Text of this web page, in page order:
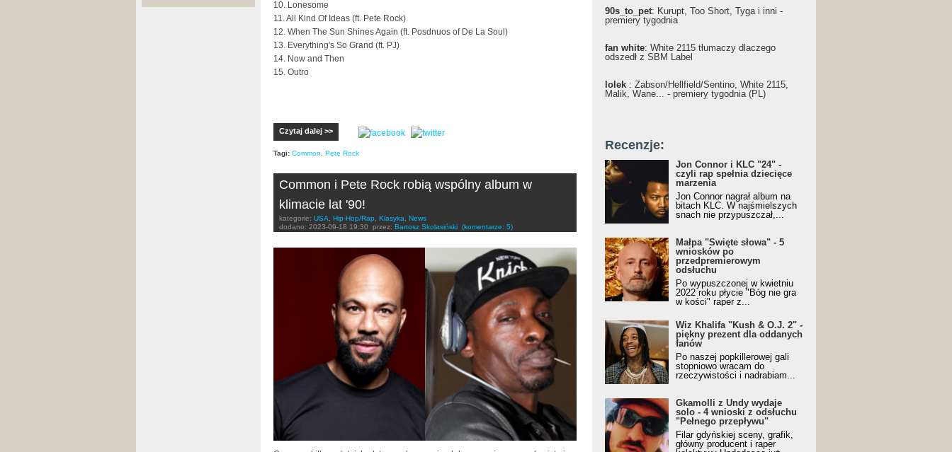
10. Lonesome
11. All Kind Of Ideas (ft. Pete Rock)
12. When The Sun Shines Again (ft. Posdnuos of De La Soul)
13. Everything's So Grand (ft. PJ)
14. Now and Then
15. Outro
Czytaj dalej >>
Tagi: Common Pete Rock
Common i Pete Rock robią wspólny album w
klimacie lat '90!
kategorie: USA Hip-Hop/Rap Klasyka
News
dodano: 2023-09-18 19:30 przez: Bartosz Skolasiński (komentarze: 5)
90s_to_pet: Kurupt, Too Short, Tyga i inni -
premiery tygodnia
fan white: White 2115 tłumaczy dlaczego
odszedł z SBM Label
lolek : Żabson/Hellfield/Sentino, White 2115,
Malik, Wane... - premiery tygodnia (PL)
Recenzje:
Jon Connor i KLC "24" -
czyli rap spełnia dziecięce
marzenia
Jon Connor nagrał album na
bitach KLC. W najśmielszych
snach nie przypuszczał,...
Małpa "Święte słowa" - 5
wniosków po
przedpremierowym
odsłuchu
Po wypuszczonej w kwietniu
2022 roku płycie "Bóg nie gra
w kości" raper z...
Wiz Khalifa "Kush & O.J. 2" -
piękny prezent dla oddanych
fanów
Po naszej popkillerowej gali
stopniowo wracam do
rzeczywistości i nadrabiam...
Gkamolli z Undy wydaje
solo - 4 wnioski z odsłuchu
"Pełnego przepływu"
Filar gdyńskiej sceny, grafik,
główny producent i raper